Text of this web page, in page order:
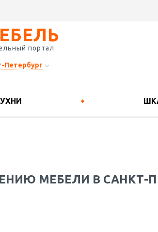
портал
Петербург
МЕБЕЛИ В САНКТ-